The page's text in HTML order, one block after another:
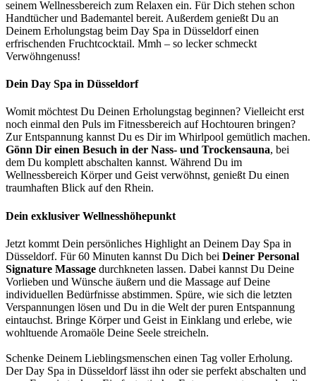
seinem Wellnessbereich zum Relaxen ein. Für Dich stehen schon
Handtücher und Bademantel bereit. Außerdem genießt Du an
Deinem Erholungstag beim Day Spa in Düsseldorf einen
erfrischenden Fruchtcocktail. Mmh – so lecker schmeckt
Verwöhngenuss!
Dein Day Spa in Düsseldorf
Womit möchtest Du Deinen Erholungstag beginnen? Vielleicht erst
noch einmal den Puls im Fitnessbereich auf Hochtouren bringen?
Zur Entspannung kannst Du es Dir im Whirlpool gemütlich machen.
Gönn Dir einen Besuch in der Nass- und Trockensauna, bei
dem Du komplett abschalten kannst. Während Du im
Wellnessbereich Körper und Geist verwöhnst, genießt Du einen
traumhaften Blick auf den Rhein.
Dein exklusiver Wellnesshöhepunkt
Jetzt kommt Dein persönliches Highlight an Deinem Day Spa in
Düsseldorf. Für 60 Minuten kannst Du Dich bei Deiner Personal
Signature Massage durchkneten lassen. Dabei kannst Du Deine
Vorlieben und Wünsche äußern und die Massage auf Deine
individuellen Bedürfnisse abstimmen. Spüre, wie sich die letzten
Verspannungen lösen und Du in die Welt der puren Entspannung
eintauchst. Bringe Körper und Geist in Einklang und erlebe, wie
wohltuende Aromaöle Deine Seele streicheln.
Schenke Deinem Lieblingsmenschen einen Tag voller Erholung.
Der Day Spa in Düsseldorf lässt ihn oder sie perfekt abschalten und